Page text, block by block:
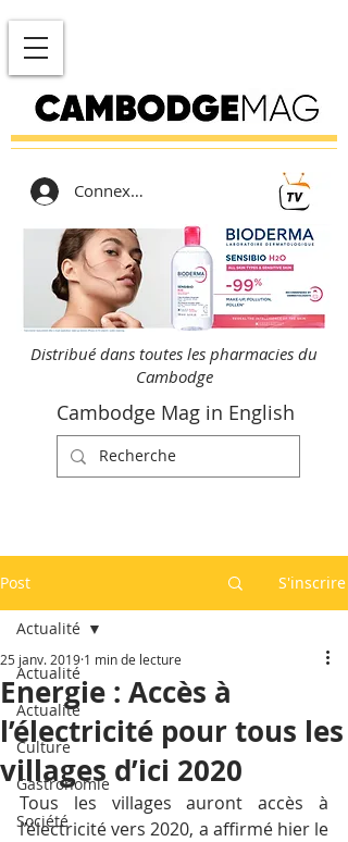
Connexion
Distribué dans toutes les pharmacies du
Cambodge
Cambodge Mag in English
Post S'inscrire
Actualité
Actualité
Culture
Gastronomie
Société
Actualité
Energie : Accès à
l’électricité pour tous les
villages d’ici 2020
25 janv. 2019 1 min de lecture
Tous les villages auront accès à
l’électricité vers 2020, a affirmé hier le